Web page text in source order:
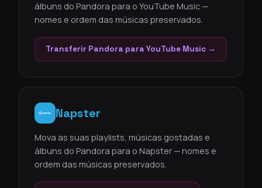
álbuns do Pandora para o YouTube Music —
nomes e ordem das músicas preservados.
Transferir Pandora para YouTube Music →
Napster
Mova as suas playlists, músicas gostadas e
álbuns do Pandora para o Napster — nomes e
ordem das músicas preservados.